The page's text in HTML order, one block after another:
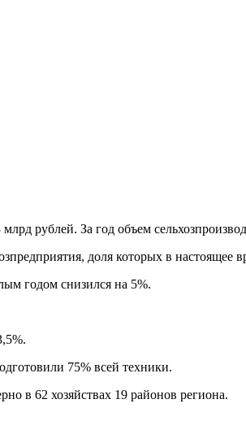
рублей. За год объем
доля которых в настоящее
годом снизился на 5%.
75% всей техники.
в 62 хозяйствах 19 районов региона.